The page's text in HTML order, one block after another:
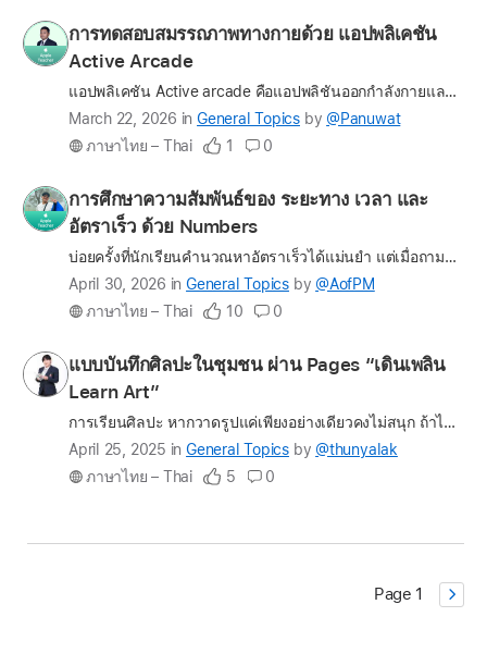
question
Profile
for
การทดสอบสมรรถภาพทางกายด้วย แอปพลิเคชัน
Active Arcade
แอปพลิเคชัน Active arcade คือแอปพลิชันออกกำลังกายและสุขภาพที่นำเอาเกมและกิจกรรมออกกำลังกายมาใช้ให้ได้สุขภาพที่ดี โดยใช้เกมการออกกำลังกายมาช่วยในการกระตุ้นการอยากออกกำลังกาย โดยแอปพลิเคชันใช้เทคโนโลยี…
Latest
update
question
March 22, 2026 in General Topics by @Panuwat
ภาษาไทย – Thai
1 0
Profile
for
การศึกษาความสัมพันธ์ของ ระยะทาง เวลา และ
อัตราเร็ว ด้วย Numbers
บ่อยครั้งที่นักเรียนคำนวณหาอัตราเร็วได้แม่นยำ แต่เมื่อถามถึงความหมายกลับตอบไม่ได้ การสอนแบบเดิมที่เน้นการแทนค่าในสูตร อาจทำให้นักเรียนขาดทักษะการคิดวิเคราะห์ และมองไม่ออกว่าระยะทางกับเวลาสัมพันธ์กันอ…
Latest
update
question
April 30, 2026 in General Topics by @AofPM
ภาษาไทย – Thai
10 0
Profile
for
แบบบันทึกศิลปะในชุมชน ผ่าน Pages “เดินเพลิน
Learn Art”
การเรียนศิลปะ หากวาดรูปแค่เพียงอย่างเดียวคงไม่สนุก ถ้าได้เรียนรู้ศิลปะรูปแบบอื่น ๆ ด้วยก็คงจะดีกว่าใช่ไหมคะ? วันนี้ จะพาคุณครูทุกคน มาดูรูปแบบหนึ่งของการเรียนศิลปะผ่านบันทึกง่าย ๆ ศึกษาศิลปะในชุมชนใก…
Latest
update
April 25, 2025 in General Topics by @thunyalak
ภาษาไทย – Thai
5 0
Page 1